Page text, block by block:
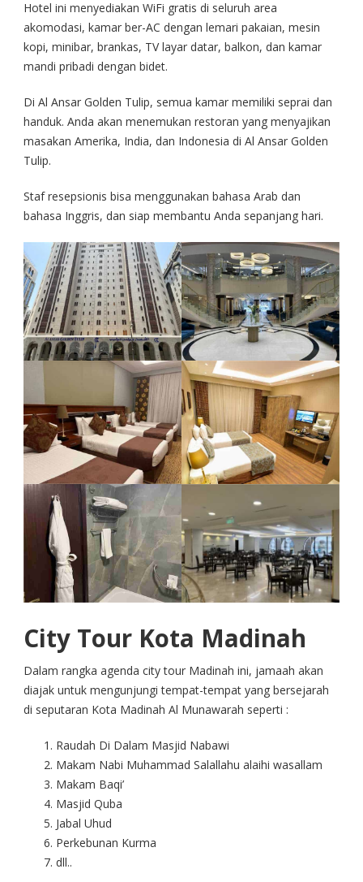
Hotel ini menyediakan WiFi gratis di seluruh area
akomodasi, kamar ber-AC dengan lemari pakaian, mesin
kopi, minibar, brankas, TV layar datar, balkon, dan kamar
mandi pribadi dengan bidet.
Di Al Ansar Golden Tulip, semua kamar memiliki seprai dan
handuk. Anda akan menemukan restoran yang menyajikan
masakan Amerika, India, dan Indonesia di Al Ansar Golden
Tulip.
Staf resepsionis bisa menggunakan bahasa Arab dan
bahasa Inggris, dan siap membantu Anda sepanjang hari.
City Tour Kota Madinah
Dalam rangka agenda city tour Madinah ini, jamaah akan
diajak untuk mengunjungi tempat-tempat yang bersejarah
di seputaran Kota Madinah Al Munawarah seperti :
Raudah Di Dalam Masjid Nabawi
Makam Nabi Muhammad Salallahu alaihi wasallam
Makam Baqi’
Masjid Quba
Jabal Uhud
Perkebunan Kurma
dll..